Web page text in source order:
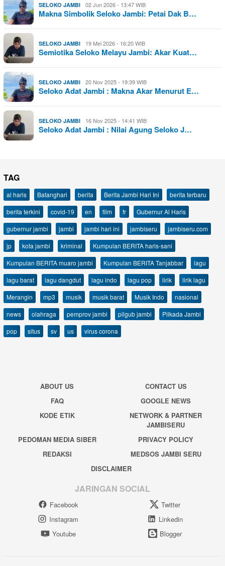
SELOKO JAMBI 02 Jun 2026 - 13:47 WIB
Makna Simbolik Seloko Jambi: Petai Dak B…
SELOKO JAMBI 19 Mei 2026 - 16:20 WIB
Semiotika Seloko Melayu Jambi: Akar Kuat…
SELOKO JAMBI 20 Nov 2025 - 19:39 WIB
Seloko Adat Jambi : Makna Akar Menurut E…
SELOKO JAMBI 16 Nov 2025 - 14:41 WIB
Seloko Adat Jambi : Nilai Agung Seloko J…
TAG
al haris Batanghari berita Berita Jambi Hari Ini
berita terbaru
berita terkini
covid-19 en film fr
Gubernur Al Haris
gubernur jambi
jambi jambi hari ini jambiseru
jambiseru.com
jp
kota jambi kriminal
Kumpulan BERITA haris-sani
Kumpulan BERITA muaro jambi
Kumpulan BERITA Tanjabbar
lagu
lagu barat
lagu dangdut lagu indo lagu pop lirik
lirik lagu
Merangin
mp3 musik musik barat Musik Indo
nasional
news
olahraga pemprov jambi pilgub jambi
Pilkada Jambi
pop
situs sv us virus corona
ABOUT US
CONTACT US
FAQ
GOOGLE NEWS
KODE ETIK
NETWORK & PARTNER
JAMBISERU
PEDOMAN MEDIA SIBER
PRIVACY POLICY
REDAKSI
MEDSOS JAMBI SERU
DISCLAIMER
JARINGAN SOCIAL
Facebook
Twitter
Instagram
Linkedin
Youtube
Blogger